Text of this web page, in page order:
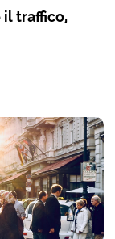
il traffico,